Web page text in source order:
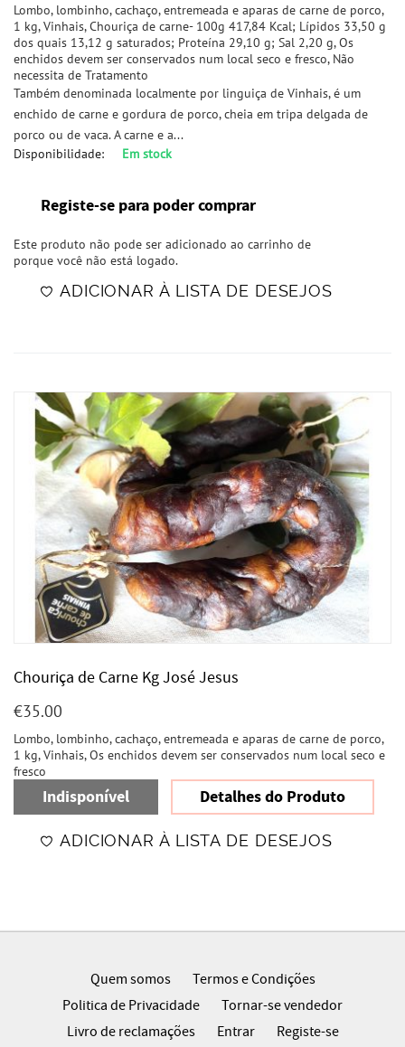
Lombo, lombinho, cachaço, entremeada e aparas de carne de porco,
1 kg, Vinhais, Chouriça de carne- 100g 417,84 Kcal; Lípidos 33,50 g
dos quais 13,12 g saturados; Proteína 29,10 g; Sal 2,20 g, Os
enchidos devem ser conservados num local seco e fresco, Não
necessita de Tratamento
Também denominada localmente por linguiça de Vinhais, é um
enchido de carne e gordura de porco, cheia em tripa delgada de
porco ou de vaca. A carne e a...
Disponibilidade:
Em stock
Registe-se para poder comprar
Este produto não pode ser adicionado ao carrinho de
porque você não está logado.
ADICIONAR À LISTA DE DESEJOS
Chouriça de Carne Kg José Jesus
€35.00
Lombo, lombinho, cachaço, entremeada e aparas de carne de porco,
1 kg, Vinhais, Os enchidos devem ser conservados num local seco e
fresco
Indisponível Detalhes do Produto
ADICIONAR À LISTA DE DESEJOS
Quem somos
Termos e Condições
Politica de Privacidade
Tornar-se vendedor
Livro de reclamações
Entrar Registe-se